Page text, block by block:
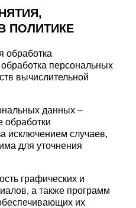
ПОЛИТИКЕ
обработка
персональных
вычислительной
данных –
обработки
исключением случаев,
для уточнения
графических и
а также программ
их